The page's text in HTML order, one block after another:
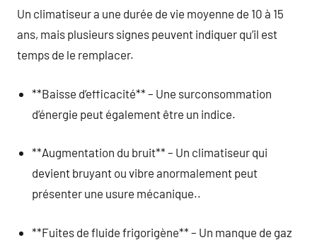
Un climatiseur a une durée de vie moyenne de 10 à 15
ans, mais plusieurs signes peuvent indiquer qu’il est
temps de le remplacer.
**Baisse d’efficacité** – Une surconsommation
d’énergie peut également être un indice.
**Augmentation du bruit** – Un climatiseur qui
devient bruyant ou vibre anormalement peut
présenter une usure mécanique..
**Fuites de fluide frigorigène** – Un manque de gaz